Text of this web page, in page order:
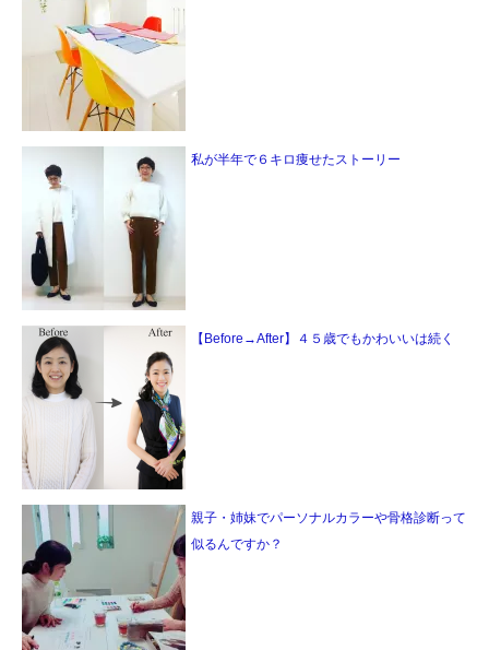
私が半年で６キロ痩せたストーリー
【Before→After】４５歳でもかわいいは続く
親子・姉妹でパーソナルカラーや骨格診断って
似るんですか？